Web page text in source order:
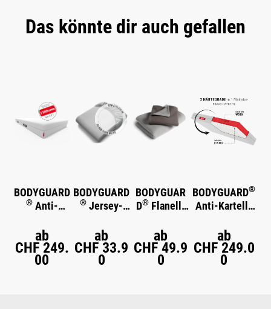
Das könnte dir auch gefallen
BODYGUARD
®Anti-
Matratze
ab
CHF 249.
00
BODYGUARD
® Jersey-
en
ab
CHF 33.9
0
BODYGUAR
D®Flanell-
ab
CHF 49.9
0
BODYGUARD®
Anti-Kartell-
Weich
ab
CHF 249.0
0